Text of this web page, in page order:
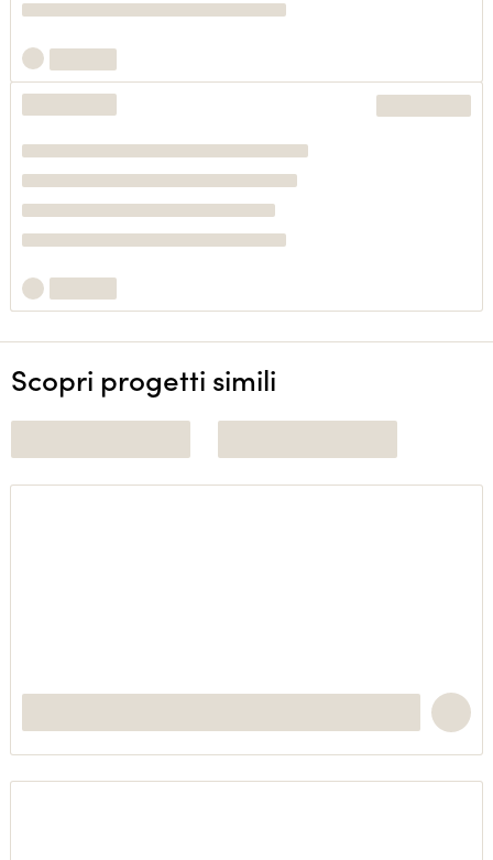
Scopri progetti simili